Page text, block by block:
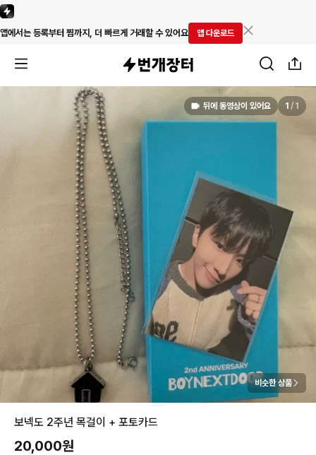
앱에서는 등록부터 찜까지, 더 빠르게 거래할 수 있어요 앱 다운로드
뒤에 동영상이 있어요 1 / 1
비슷한 상품
보넥도 2주년 목걸이 + 포토카드
20,000원